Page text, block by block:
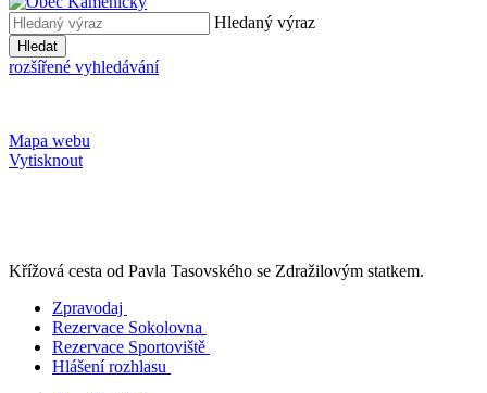
Hledaný výraz
Hledat
rozšířené vyhledávání
Mapa webu
Vytisknout
Křížová cesta od Pavla Tasovského se Zdražilovým statkem.
Zpravodaj
Rezervace Sokolovna
Rezervace Sportoviště
Hlášení rozhlasu